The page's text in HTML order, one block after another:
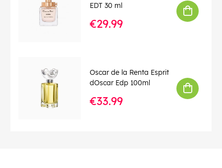
EDT 30 ml
€29.99
Oscar de la Renta Esprit
dOscar Edp 100ml
€33.99